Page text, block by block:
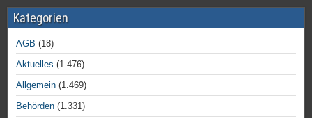
Kategorien
AGB (18)
Aktuelles (1.476)
Allgemein (1.469)
Behörden (1.331)